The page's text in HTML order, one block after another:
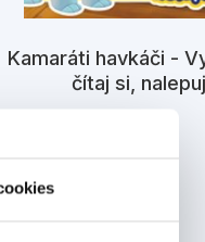
Kamaráti havkáči -
čítaj si, nalepuj